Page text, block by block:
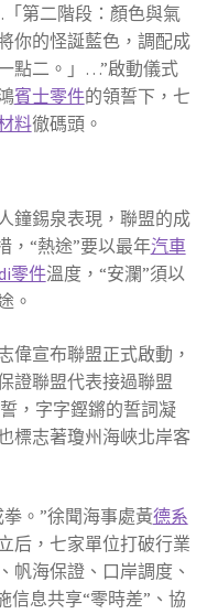
第二階段：顏色與氣
你的怪誕藍色，調配成
點二。」…”啟動儀式
賓士零件的領誓下，七
料徹碼頭。
鐘錫泉表現，聯盟的成
，“熱途”要以最年汽車
零件溫度，“安瀾”須以
。
偉宣布聯盟正式啟動，
證聯盟代表接過聯盟
，字字鏗鏘的誓詞凝
標志著瓊州海峽北岸客
。”徐聞海事處黃德系
后，七家單位打破行業
帆海保證、口岸調度、
信息共享“零時差”、協